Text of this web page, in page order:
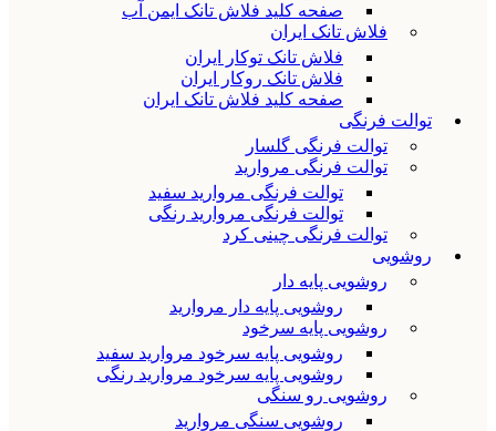
صفحه کلید فلاش تانک ایمن آب
فلاش تانک ایران
فلاش تانک توکار ایران
فلاش تانک روکار ایران
صفحه کلید فلاش تانک ایران
توالت فرنگی
توالت فرنگی گلسار
توالت فرنگی مروارید
توالت فرنگی مروارید سفید
توالت فرنگی مروارید رنگی
توالت فرنگی چینی کرد
روشویی
روشویی پایه دار
روشویی پایه دار مروارید
روشویی پایه سرخود
روشویی پایه سرخود مروارید سفید
روشویی پایه سرخود مروارید رنگی
روشویی رو سنگی
روشویی سنگی مروارید